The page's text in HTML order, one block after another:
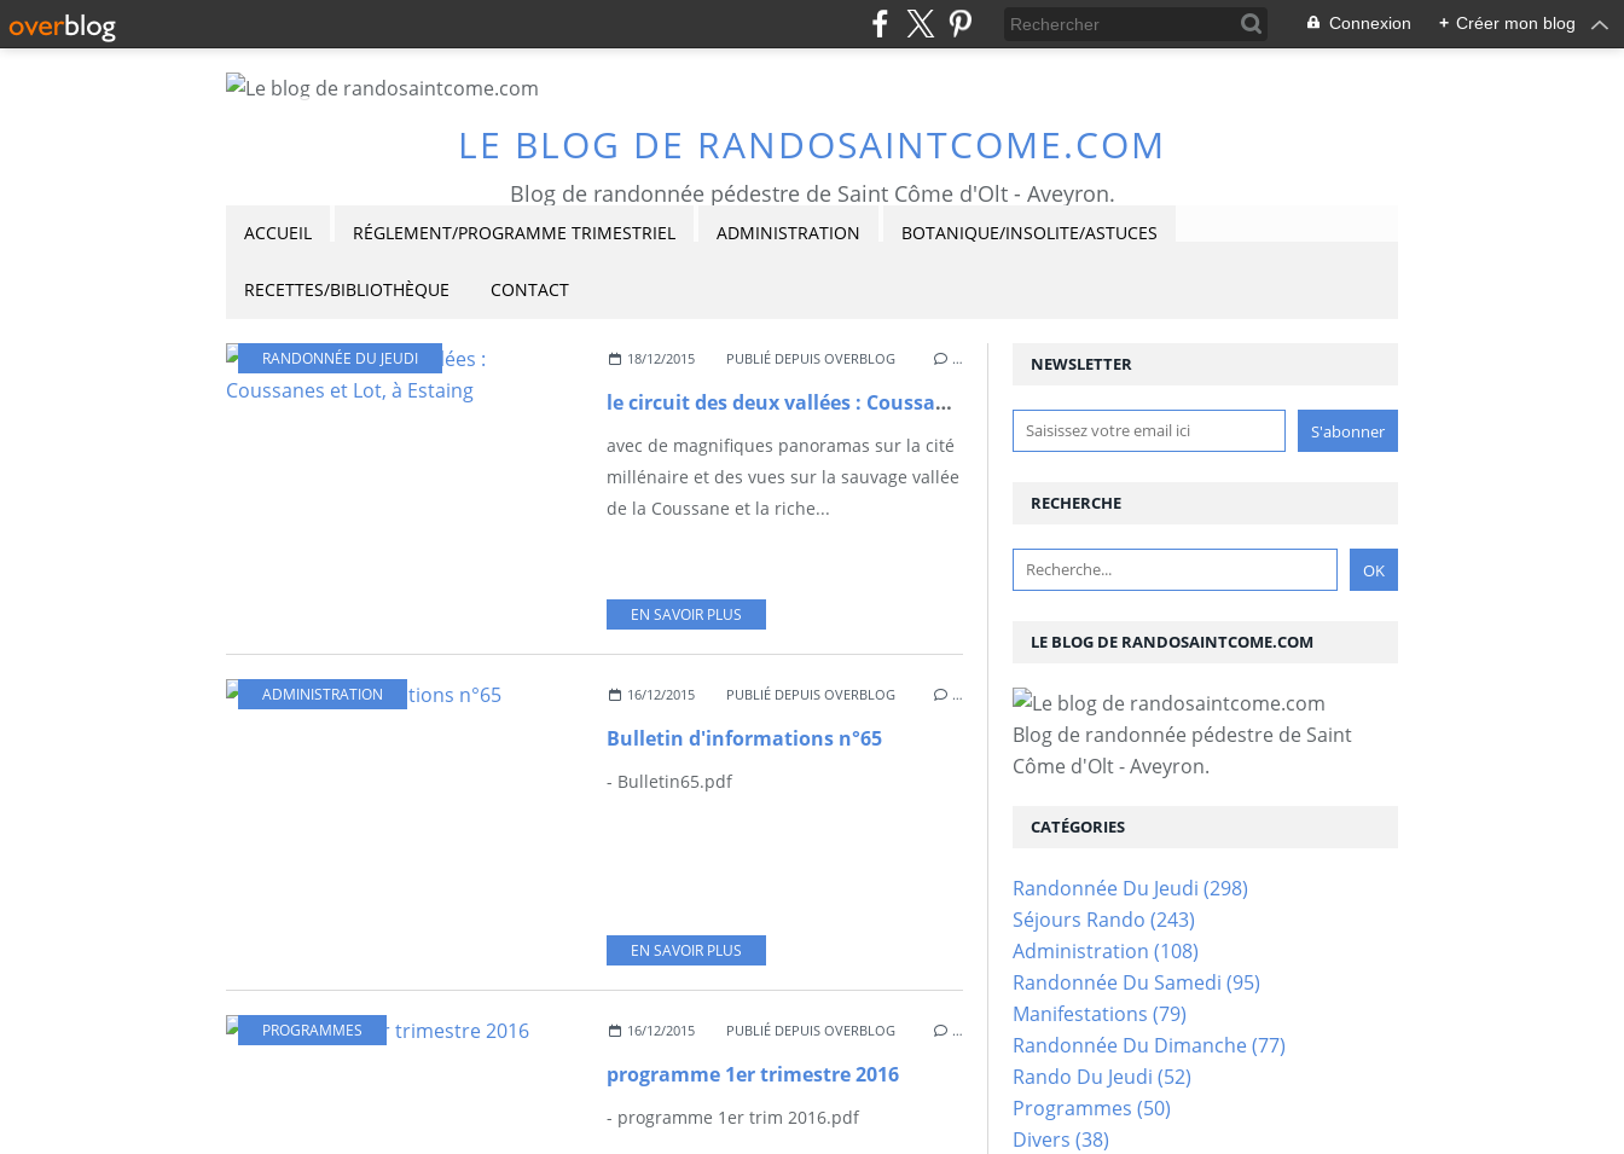
Connexion + Créer mon blog
LE BLOG DE RANDOSAINTCOME.COM
Blog de randonnée pédestre de Saint Côme d'Olt - Aveyron.
ACCUEIL RÉGLEMENT/PROGRAMME TRIMESTRIEL ADMINISTRATION BOTANIQUE/INSOLITE/ASTUCES
RECETTES/BIBLIOTHÈQUE CONTACT
RANDONNÉE DU JEUDI 18/12/2015 PUBLIÉ DEPUIS OVERBLOG …
le circuit des deux vallées : Coussanes et Lot, à Estaing
avec de magnifiques panoramas sur la cité
millénaire et des vues sur la sauvage vallée
de la Coussane et la riche...
EN SAVOIR PLUS
ADMINISTRATION 16/12/2015 PUBLIÉ DEPUIS OVERBLOG …
Bulletin d'informations n°65
- Bulletin65.pdf
EN SAVOIR PLUS
PROGRAMMES 16/12/2015 PUBLIÉ DEPUIS OVERBLOG …
programme 1er trimestre 2016
- programme 1er trim 2016.pdf
NEWSLETTER
RECHERCHE
LE BLOG DE RANDOSAINTCOME.COM
Blog de randonnée pédestre de Saint
Côme d'Olt - Aveyron.
CATÉGORIES
Randonnée Du Jeudi (298)
Séjours Rando (243)
Administration (108)
Randonnée Du Samedi (95)
Manifestations (79)
Randonnée Du Dimanche(77)
Rando Du Jeudi (52)
Programmes (50)
Divers (38)